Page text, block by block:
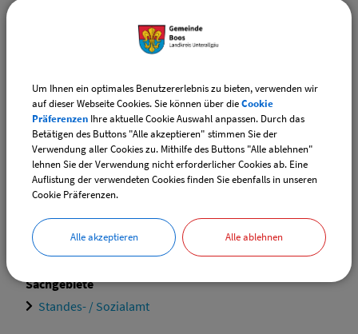
Website: vgem-boos.de
Ansprechpartner:
DanielaHoidn
Tel.:(08335) 9829-20
Website:vgem-boos.de
Sachgebiete
Standes- / Sozialamt
Um Ihnen ein optimales Benutzererlebnis zu bieten, verwenden wir
auf dieser Webseite Cookies. Sie können über dieCookie
Präferenzen Ihre aktuelle Cookie Auswahl anpassen. Durch das
Betätigen des Buttons "Alle akzeptieren" stimmen Sie der
Verwendung aller Cookies zu. Mithilfe des Buttons "Alle ablehnen"
lehnen Sie der Verwendung nicht erforderlicher Cookies ab. Eine
Auflistung der verwendeten Cookies finden Sie ebenfalls in unseren
Cookie Präferenzen.
Alle akzeptieren Alle ablehnen